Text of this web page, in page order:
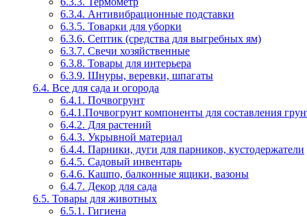
6.3.4. Антивибрационные подставки
6.3.5. Товарки для уборки
6.3.6. Септик (средства для выгребных ям)
6.3.7. Свечи хозяйственные
6.3.8. Товары для интерьера
6.3.9. Шнуры, веревки, шпагаты
6.4. Все для сада и огорода
6.4.1. Почвогрунт
6.4.1.Почвогрунт компоненты для составления
6.4.2. Для растений
6.4.3. Укрывной материал
6.4.4. Парники, дуги для парников, кустодержатели
6.4.5. Садовый инвентарь
6.4.6. Кашпо, балконные ящики, вазоны
6.4.7. Декор для сада
6.5. Товары для животных
6.5.1. Гигиена